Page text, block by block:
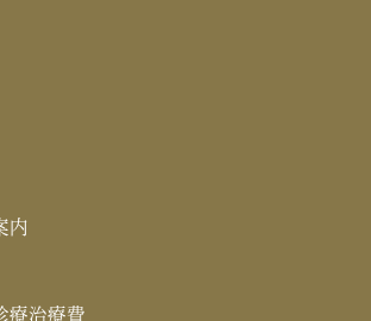
内
療治療費